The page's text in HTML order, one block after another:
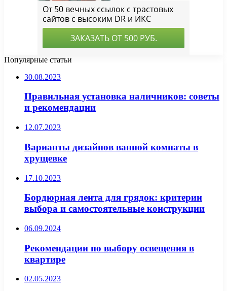
Популярные статьи
30.08.2023
Правильная установка наличников: советы
и рекомендации
12.07.2023
Варианты дизайнов ванной комнаты в
хрущевке
17.10.2023
Бордюрная лента для грядок: критерии
выбора и самостоятельные конструкции
06.09.2024
Рекомендации по выбору освещения в
квартире
02.05.2023